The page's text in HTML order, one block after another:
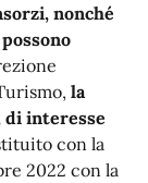
nonché
la
di interesse
con la
2022 con la